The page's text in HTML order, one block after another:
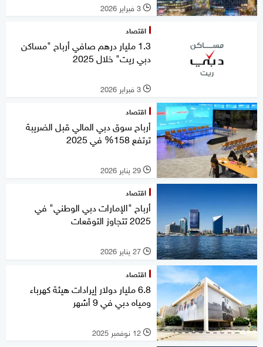
l 3 فبراير 2026
اقتصاد
1.3 مليار درهم صافي أرباح "مساكن
دبي ريت" خلال 2025
l 3 فبراير 2026
اقتصاد
أرباح سوق دبي المالي قبل الضريبة
ترتفع 158% في 2025
l 29 يناير 2026
اقتصاد
أرباح "الإمارات دبي الوطني" في
2025 تتجاوز التوقعات
l 27 يناير 2026
اقتصاد
6.8 مليار دولار إيرادات هيئة كهرباء
ومياه دبي في 9 أشهر
l 12 نوفمبر 2025